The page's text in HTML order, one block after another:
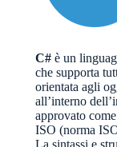
C# è un
che supporta
orientata agli
all’interno
approvato
ISO (norma
La sintassi e